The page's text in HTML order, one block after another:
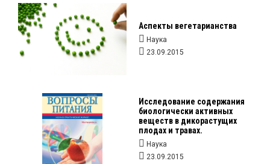
Аспекты вегетарианства
Наука
23.09.2015
Исследование содержания
биологически активных
веществ в дикорастущих
плодах и травах.
Наука
23.09.2015